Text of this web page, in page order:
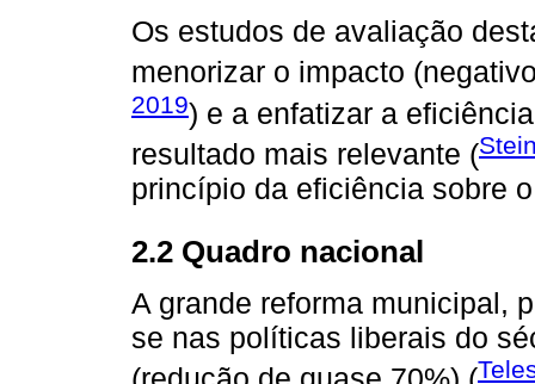
Os estudos de avaliação
menorizar o impacto
2019) e a enfatizar a
resultado mais relevante (
princípio da eficiência sobre
2.2 Quadro nacional
A grande reforma municipal,
se nas políticas liberais do